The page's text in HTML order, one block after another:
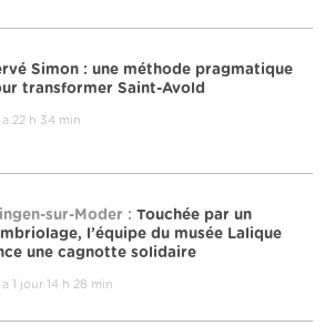
Simon : une méthode pragmatique
transformer Saint-Avold
a 22 h 34 min
sur-Moder : Touchée par un
l’équipe du musée Lalique
une cagnotte solidaire
a 1 jour 14 h 28 min